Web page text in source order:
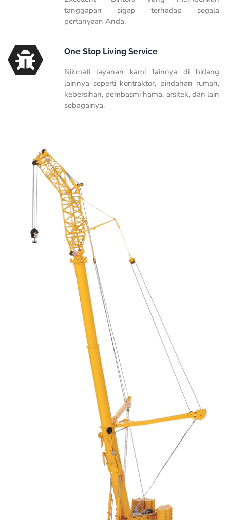
tanggapan sigap terhadap segala
pertanyaan Anda.
One Stop Living Service
Nikmati layanan kami lainnya di bidang
lainnya seperti kontraktor, pindahan rumah,
kebersihan, pembasmi hama, arsitek, dan lain
sebagainya.